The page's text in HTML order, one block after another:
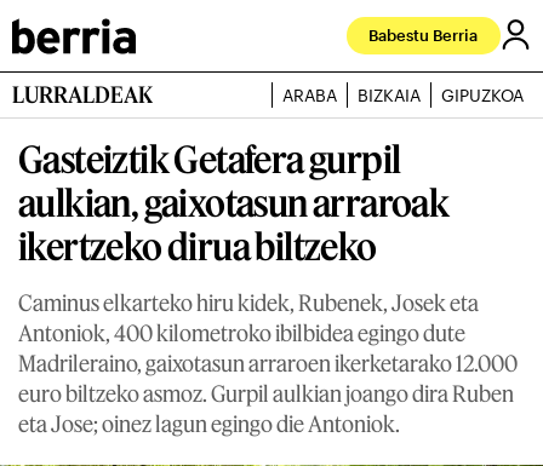
Babestu Berria
LURRALDEAK ARABA BIZKAIA GIPUZKOA
Gasteiztik Getafera gurpil
aulkian, gaixotasun arraroak
ikertzeko dirua biltzeko
Caminus elkarteko hiru kidek, Rubenek, Josek eta
Antoniok, 400 kilometroko ibilbidea egingo dute
Madrileraino, gaixotasun arraroen ikerketarako 12.000
euro biltzeko asmoz. Gurpil aulkian joango dira Ruben
eta Jose; oinez lagun egingo die Antoniok.